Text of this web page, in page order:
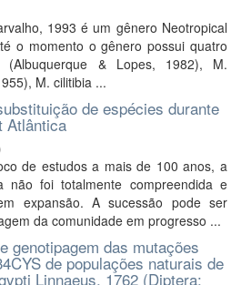
1993 é um gênero Neotropical
o momento o gênero possui quatro
(Albuquerque & Lopes, 1982), M.
M. cilitibia ...
de espécies durante
Atlântica
de estudos a mais de 100 anos, a
não foi totalmente compreendida e
expansão. A sucessão pode ser
da comunidade em progresso ...
genotipagem das mutações
de populações naturais de
Linnaeus, 1762 (Diptera: